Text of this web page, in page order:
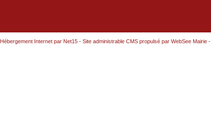
Hébergement Internet par Net15- Site administrable CMS propulsé par WebSee Mairie-